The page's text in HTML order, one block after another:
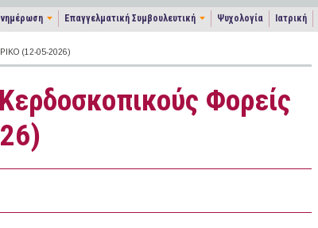
Επαγγελματική Συμβουλευτική Ψυχολογία Ιατρική
(12-05-2026)
Φορείς